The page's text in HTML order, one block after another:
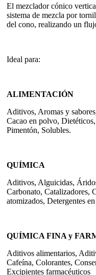
El mezclador cónico
sistema de mezcla por
del cono, realizando un
Ideal para:
ALIMENTACIÓN
Aditivos, Aromas y
Cacao en polvo,
Pimentón, Solubles.
QUÍMICA
Aditivos, Alguicidas,
Carbonato, Catalizadores,
atomizados, Detergentes
QUÍMICA FINA y
Aditivos alimentarios,
Cafeína, Colorantes,
Excipientes farmacéuticos